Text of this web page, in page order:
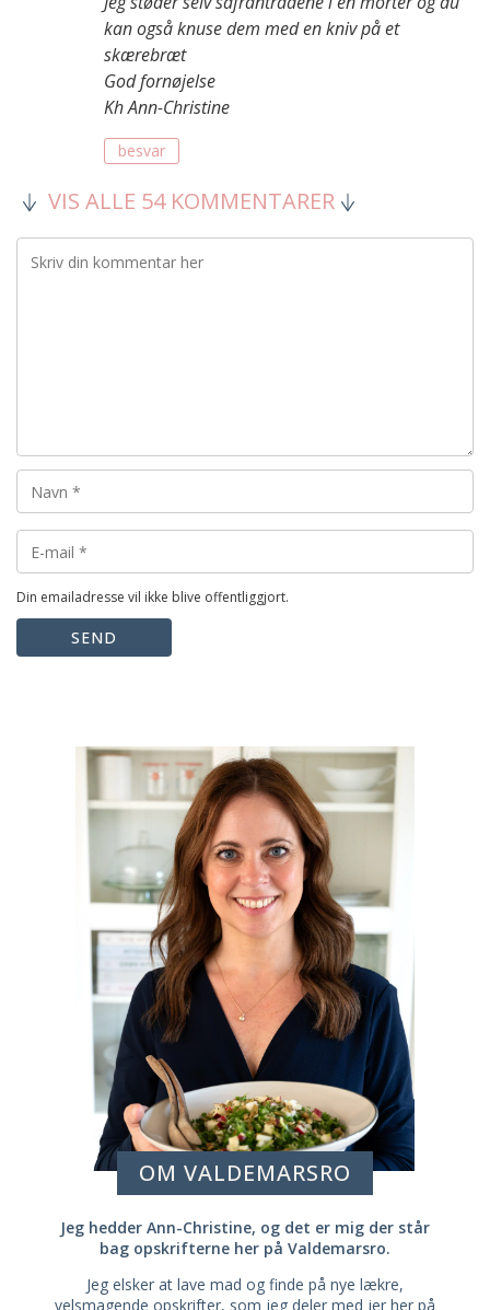
kan også knuse dem med en kniv på et
skærebræt
God fornøjelse
Kh Ann-Christine
besvar
VIS ALLE 54 KOMMENTARER
Din emailadresse vil ikke blive offentliggjort.
SEND
OM VALDEMARSRO
Jeg hedder Ann-Christine, og det er mig der står
bag opskrifterne her på Valdemarsro.
Jeg elsker at lave mad og finde på nye lækre,
velsmagende opskrifter, som jeg deler med jer her på